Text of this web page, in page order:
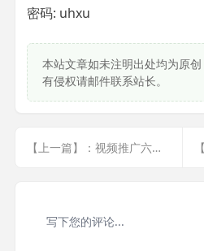
密码: uhxu
本站文章如未注明出处均为原
有侵权请邮件联系站长。
【上一篇】：视频推广六步法V8.0